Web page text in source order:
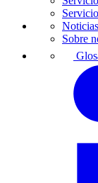
Sobre